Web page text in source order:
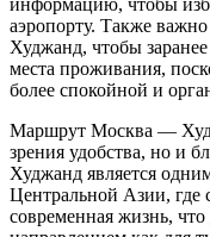
аэропорту. Также
Худжанд, чтобы
места проживания,
более спокойной и
Маршрут Москва —
зрения удобства, но и
Худжанд является
Центральной Азии, где
современная жизнь,